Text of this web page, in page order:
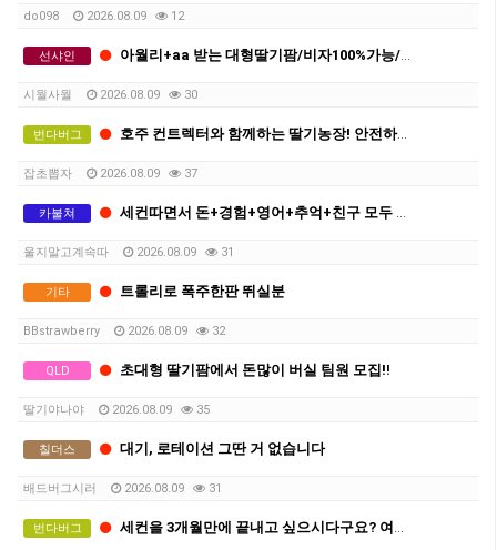
do098 2026.08.09 12
선샤인 아월리+aa 받는 대형딸기팜/비자100%가능/저 런닝 좀 같이 뛰어주실분../상시채용중
시월사월 2026.08.09 30
번다버그 호주 컨트렉터와 함께하는 딸기농장! 안전하게 세컨따세요
잡초뽑자 2026.08.09 37
카불쳐 세컨따면서 돈+경험+영어+추억+친구 모두 챙겨가실분
울지말고계속따 2026.08.09 31
기타 트롤리로 폭주한판 뛰실분
BBstrawberry 2026.08.09 32
QLD 초대형 딸기팜에서 돈많이 버실 팀원 모집!!
딸기야나야 2026.08.09 35
칠더스 대기, 로테이션 그딴 거 없습니다
배드버그시러 2026.08.09 31
번다버그 세컨을 3개월만에 끝내고 싶으시다구요? 여기로 오세요